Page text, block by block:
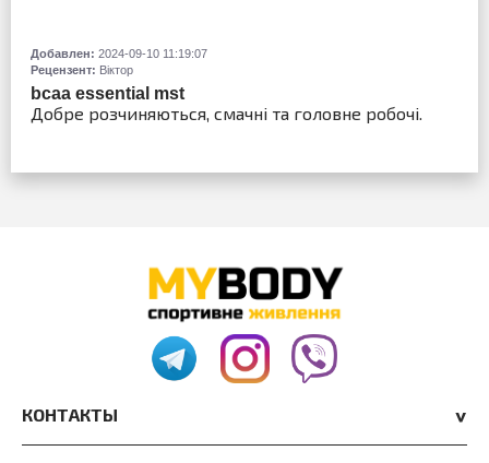
Добавлен: 2024-09-10 11:19:07
Рецензент: Віктор
bcaa essential mst
Добре розчиняються, смачні та головне робочі.
КОНТАКТЫ